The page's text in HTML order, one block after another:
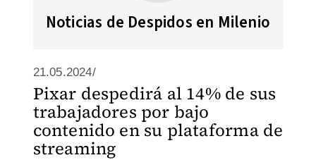
Noticias de Despidos en Milenio
21.05.2024/
Pixar despedirá al 14% de sus
trabajadores por bajo
contenido en su plataforma de
streaming